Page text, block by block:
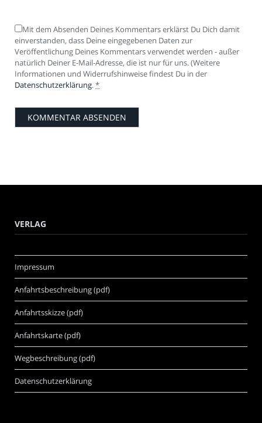
Mit dem Absenden Deines Kommentars erklärst Du Dich damit
einverstanden, dass Deine eingegebenen Daten zur
Veröffentlichung Deines Kommentars verwendet werden - außer
natürlich Deiner E-Mail-Adresse, die ist nur für uns. (Weitere
Informationen und Widerrufshinweise findest Du in der
Datenschutzerklärung.*
VERLAG
Impressum
Anfahrtsbeschreibung (pdf)
Anfahrtsskizze (pdf)
Anfahrtskarte (pdf)
Wegbeschreibung (pdf)
Datenschutzerklärung